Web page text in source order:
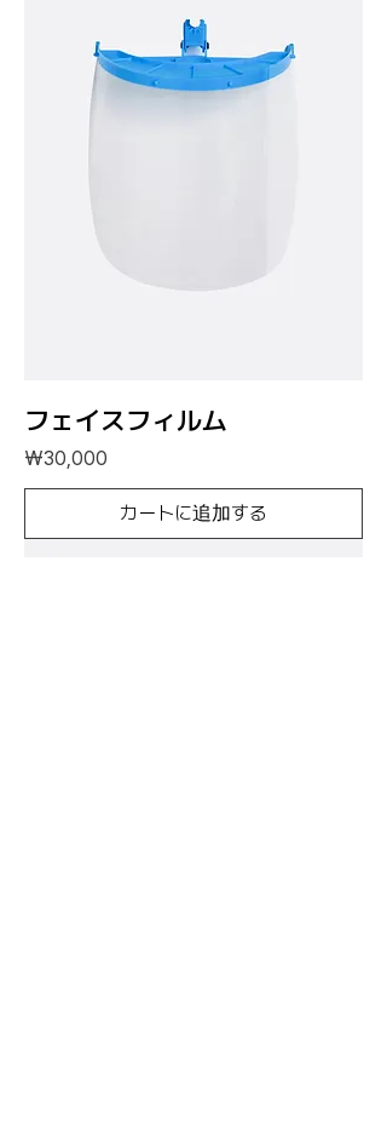
フェイスフィルム
価格
₩30,000
カートに追加する